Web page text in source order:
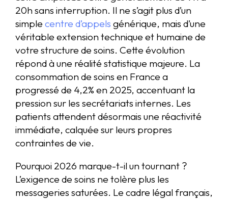
20h sans interruption. Il ne s’agit plus d’un
simple centre d’appels générique, mais d’une
véritable extension technique et humaine de
votre structure de soins. Cette évolution
répond à une réalité statistique majeure. La
consommation de soins en France a
progressé de 4,2% en 2025, accentuant la
pression sur les secrétariats internes. Les
patients attendent désormais une réactivité
immédiate, calquée sur leurs propres
contraintes de vie.
Pourquoi 2026 marque-t-il un tournant ?
L’exigence de soins ne tolère plus les
messageries saturées. Le cadre légal français,